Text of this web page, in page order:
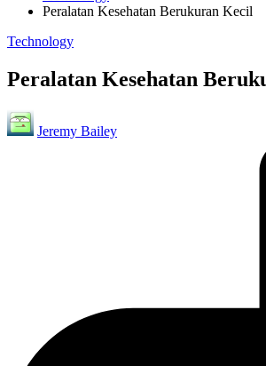
Peralatan Kesehatan Berukuran Kecil
Posted
Technology
Peralatan Kesehatan
Posted
by
Jeremy Bailey